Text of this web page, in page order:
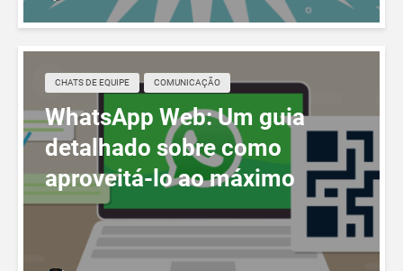
CHATS DE EQUIPE COMUNICAÇÃO
WhatsApp Web: Um guia
detalhado sobre como
aproveitá-lo ao máximo